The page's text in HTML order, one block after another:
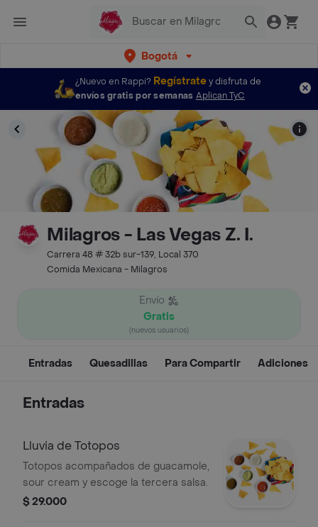
Bogotá
¿Nuevo en Rappi? Regístratey disfruta de
envíos gratis por semanas Aplican TyC
Milagros - Las Vegas Z. I.
Carrera 48 # 32b sur-139, Local 370
Comida Mexicana - Milagros
Envío
Gratis
(nuevos usuarios)
Entradas Quesadillas Para Compartir Adiciones
Entradas
Lluvia de Totopos
Totopos acompañados de guacamole,
sour cream y escoge la tercera salsa.
$ 29.000